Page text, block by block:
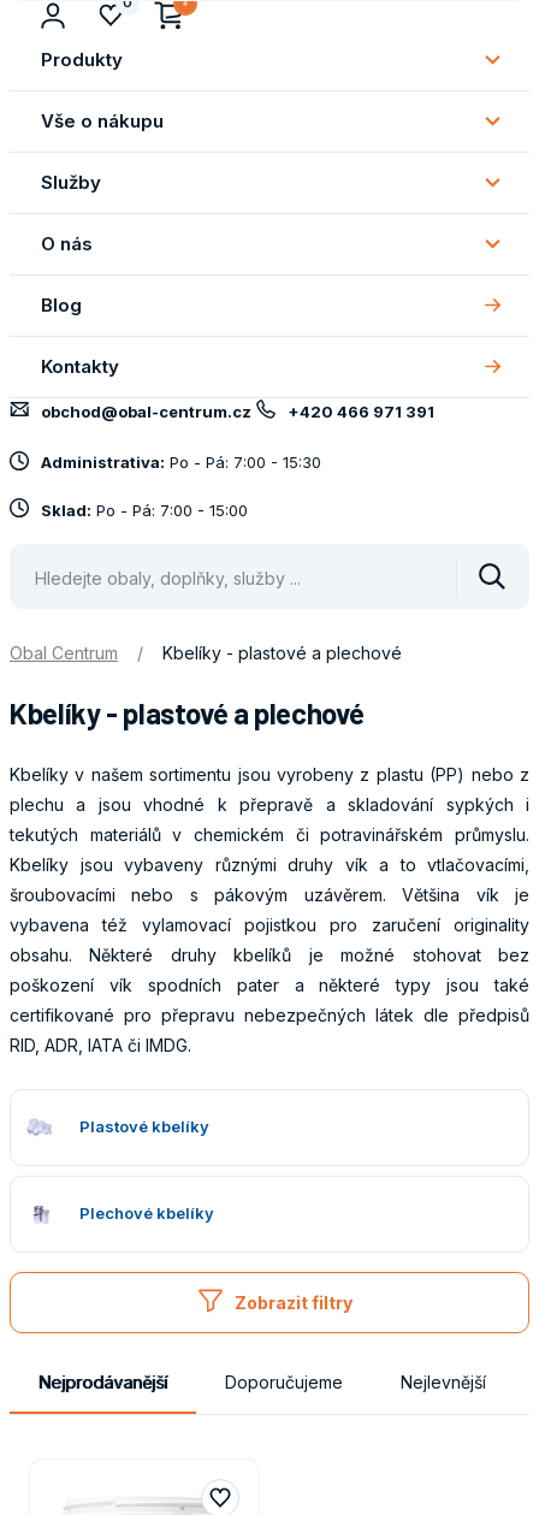
Produkty
Vše o nákupu
Služby
O nás
O
Blog
Kontakty
obchod@obal-centrum.cz +420 466 971 391
Administrativa: Po - Pá: 7:00 - 15:30
Sklad: Po - Pá: 7:00 - 15:00
Obal Centrum / Kbelíky - plastové a plechové
Kbelíky - plastové a plechové
Kbelíky v našem sortimentu jsou vyrobeny z plastu (PP) nebo z
plechu a jsou vhodné k přepravě a skladování sypkých i
tekutých materiálů v chemickém či potravinářském průmyslu.
Kbelíky jsou vybaveny různými druhy vík a to vtlačovacími,
šroubovacími nebo s pákovým uzávěrem. Většina vík je
vybavena též vylamovací pojistkou pro zaručení originality
obsahu. Některé druhy kbelíků je možné stohovat bez
poškození vík spodních pater a některé typy jsou také
certifikované pro přepravu nebezpečných látek dle předpisů
RID, ADR, IATA či IMDG.
Obaly
Plastové kbelíky
Plechové kbelíky
Zobrazit filtry
Nejprodávanější Doporučujeme Nejlevnější